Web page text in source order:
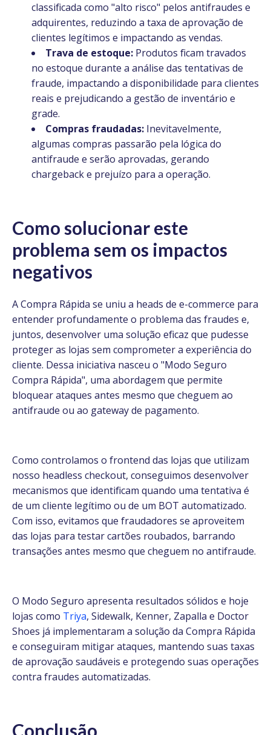
classificada como "alto risco" pelos antifraudes e
adquirentes, reduzindo a taxa de aprovação de
clientes legítimos e impactando as vendas.
Trava de estoque: Produtos ficam travados
no estoque durante a análise das tentativas de
fraude, impactando a disponibilidade para clientes
reais e prejudicando a gestão de inventário e
grade.
Compras fraudadas: Inevitavelmente,
algumas compras passarão pela lógica do
antifraude e serão aprovadas, gerando
chargeback e prejuízo para a operação.
Como solucionar este
problema sem os impactos
negativos
A Compra Rápida se uniu a heads de e-commerce para
entender profundamente o problema das fraudes e,
juntos, desenvolver uma solução eficaz que pudesse
proteger as lojas sem comprometer a experiência do
cliente. Dessa iniciativa nasceu o "Modo Seguro
Compra Rápida", uma abordagem que permite
bloquear ataques antes mesmo que cheguem ao
antifraude ou ao gateway de pagamento.
Como controlamos o frontend das lojas que utilizam
nosso headless checkout, conseguimos desenvolver
mecanismos que identificam quando uma tentativa é
de um cliente legítimo ou de um BOT automatizado.
Com isso, evitamos que fraudadores se aproveitem
das lojas para testar cartões roubados, barrando
transações antes mesmo que cheguem no antifraude.
O Modo Seguro apresenta resultados sólidos e hoje
lojas como Triya, Sidewalk, Kenner, Zapalla e Doctor
Shoes já implementaram a solução da Compra Rápida
e conseguiram mitigar ataques, mantendo suas taxas
de aprovação saudáveis e protegendo suas operações
contra fraudes automatizadas.
Conclusão